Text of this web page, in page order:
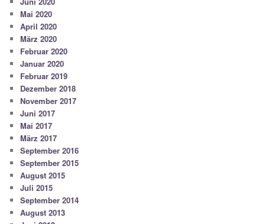
Mai 2020
April 2020
März 2020
Februar 2020
Januar 2020
Februar 2019
Dezember 2018
November 2017
Juni 2017
Mai 2017
März 2017
September 2016
September 2015
August 2015
Juli 2015
September 2014
August 2013